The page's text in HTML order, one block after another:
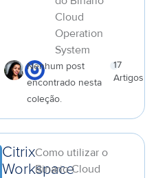
Cloud
Operation
System
Nenhum post
encontrado nesta
coleção.
17
Artigos
Citrix
Workspace
Como utilizar o
Binario Cloud